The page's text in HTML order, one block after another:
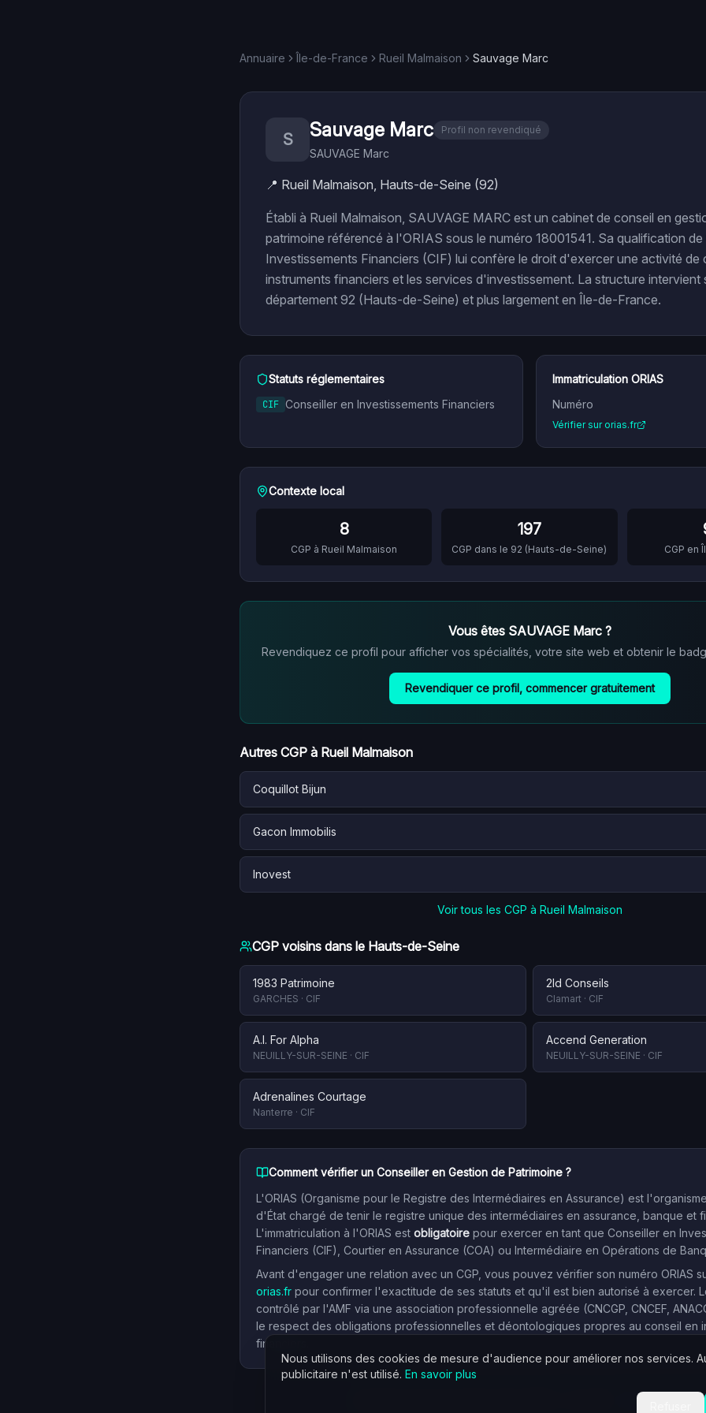
Annuaire Île-de-France Rueil Malmaison Sauvage Marc
S Sauvage Marc Profil non revendiqué
SAUVAGE Marc
📍 Rueil Malmaison, Hauts-de-Seine (92)
Établi à Rueil Malmaison, SAUVAGE MARC est un cabinet de conseil en
patrimoine référencé à l'ORIAS sous le numéro 18001541. Sa qualification de
Investissements Financiers (CIF) lui confère le droit d'exercer une activité de
instruments financiers et les services d'investissement. La structure intervient
département 92 (Hauts-de-Seine) et plus largement en Île-de-France.
Statuts réglementaires
CIF Conseiller en Investissements Financiers
Immatriculation ORIAS
Numéro
Vérifier sur orias.fr
Contexte local
8
CGP à Rueil Malmaison
197
CGP dans le 92 (Hauts-de-Seine) CGP en
Vous êtes SAUVAGE Marc?
Revendiquez ce profil pour afficher vos spécialités, votre site web et obtenir le
Revendiquer ce profil, commencer gratuitement
Autres CGP à Rueil Malmaison
Coquillot Bijun
Gacon Immobilis
Inovest
Voir tous les CGP à Rueil Malmaison
CGP voisins dans le Hauts-de-Seine
1983 Patrimoine
GARCHES · CIF
2ld Conseils
Clamart · CIF
A.I. For Alpha
NEUILLY-SUR-SEINE · CIF
Accend Generation
NEUILLY-SUR-SEINE · CIF
Adrenalines Courtage
Nanterre · CIF
Comment vérifier un Conseiller en Gestion de Patrimoine ?
L'ORIAS (Organisme pour le Registre des Intermédiaires en Assurance) est
d'État chargé de tenir le registre unique des intermédiaires en assurance, banque et
L'immatriculation à l'ORIAS est obligatoire pour exercer en tant que Conseiller en
Financiers (CIF), Courtier en Assurance (COA) ou Intermédiaire en Opérations de
Avant d'engager une relation avec un CGP, vous pouvez vérifier son numéro ORIAS
orias.fr pour confirmer l'exactitude de ses statuts et qu'il est bien autorisé à exercer.
contrôlé par l'AMF via une association professionnelle agréée (CNCGP, CNCEF,
le respect des obligations professionnelles et déontologiques propres au conseil en
financiers.
Signaler une erreur
Nous utilisons des cookies de mesure d'audience pour améliorer nos services.
publicitaire n'est utilisé. En savoir plus